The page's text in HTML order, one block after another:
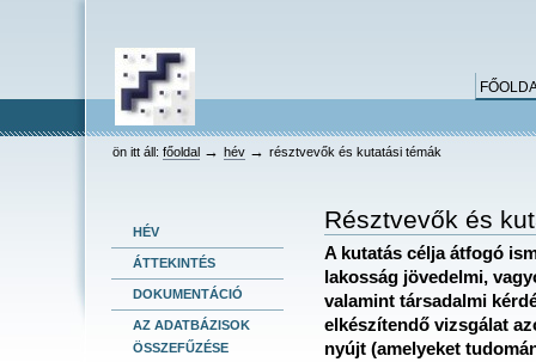
HEV
ön itt áll: főoldal → hév → résztvevők és kutatási témák
HÉV
ÁTTEKINTÉS
DOKUMENTÁCIÓ
AZ ADATBÁZISOK
ÖSSZEFŰZÉSE
Résztvevők és
A kutatás célja átfogó
lakosság jövedelmi,
valamint társadalmi
elkészítendő vizsgálat
nyújt (amelyeket